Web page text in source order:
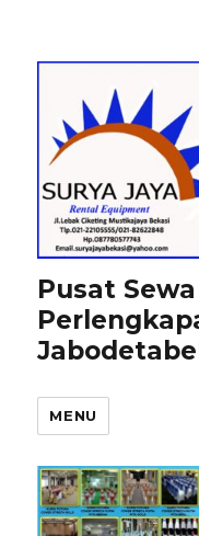
Pusat
MENU